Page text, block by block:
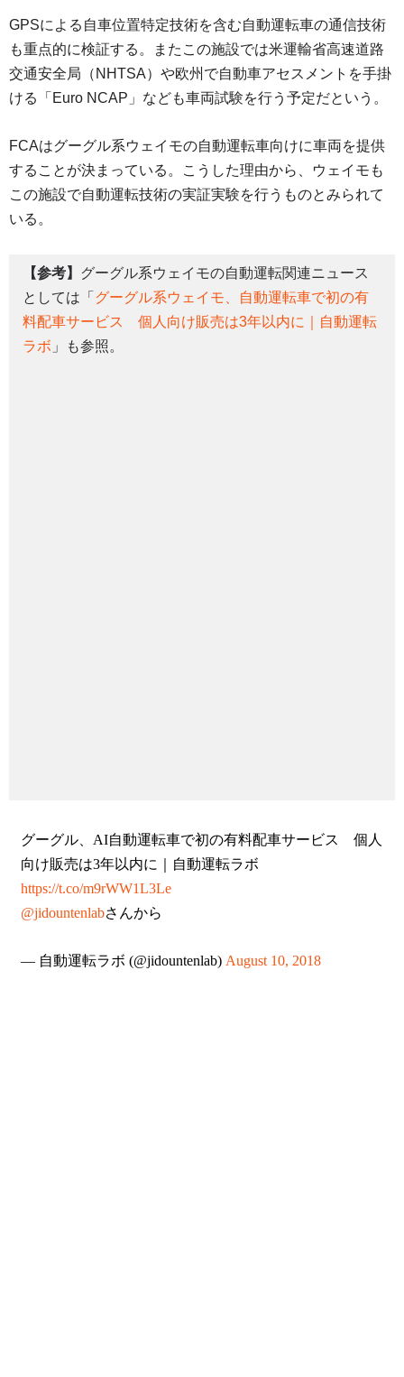
GPSによる自車位置特定技術を含む自動運転車の通信技術
も重点的に検証する。またこの施設では米運輸省高速道路
交通安全局（NHTSA）や欧州で自動車アセスメントを手掛
ける「Euro NCAP」なども車両試験を行う予定だという。
FCAはグーグル系ウェイモの自動運転車向けに車両を提供
することが決まっている。こうした理由から、ウェイモも
この施設で自動運転技術の実証実験を行うものとみられて
いる。
【参考】 グーグル系ウェイモの自動運転関連ニュース
としては「 グーグル系ウェイモ、自動運転車で初の有
料配車サービス 個人向け販売は3年以内に｜自動運転
ラボ 」も参照。
グーグル、AI自動運転車で初の有料配車サービス 個人
向け販売は3年以内に｜自動運転ラボ
https://t.co/m9rWW1L3Le
@jidountenlabさんから
— 自動運転ラボ (@jidountenlab) August 10, 2018